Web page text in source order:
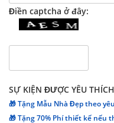
Điền captcha ở đây:
SỰ KIỆN ĐƯỢC YÊU THÍCH
🎁 Tặng Mẫu Nhà Đẹp theo
🎁 Tặng 70% Phí thiết kế nếu